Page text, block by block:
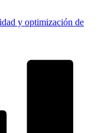
y optimización de